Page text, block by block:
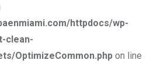
httpdocs/wp-
clean-
OptimizeCommon.php on line